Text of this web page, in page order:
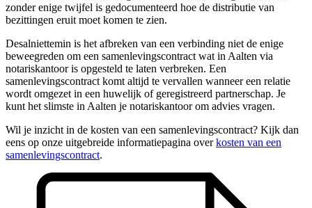
zonder enige twijfel is gedocumenteerd hoe de distributie van
bezittingen eruit moet komen te zien.
Desalniettemin is het afbreken van een verbinding niet de enige
beweegreden om een samenlevingscontract wat in Aalten via
notariskantoor is opgesteld te laten verbreken. Een
samenlevingscontract komt altijd te vervallen wanneer een relatie
wordt omgezet in een huwelijk of geregistreerd partnerschap. Je
kunt het slimste in Aalten je notariskantoor om advies vragen.
Wil je inzicht in de kosten van een samenlevingscontract? Kijk dan
eens op onze uitgebreide informatiepagina overkosten van een
samenlevingscontract.